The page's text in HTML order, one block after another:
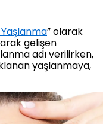
” olarak
gelişen
adı verilirken,
yaşlanmaya,